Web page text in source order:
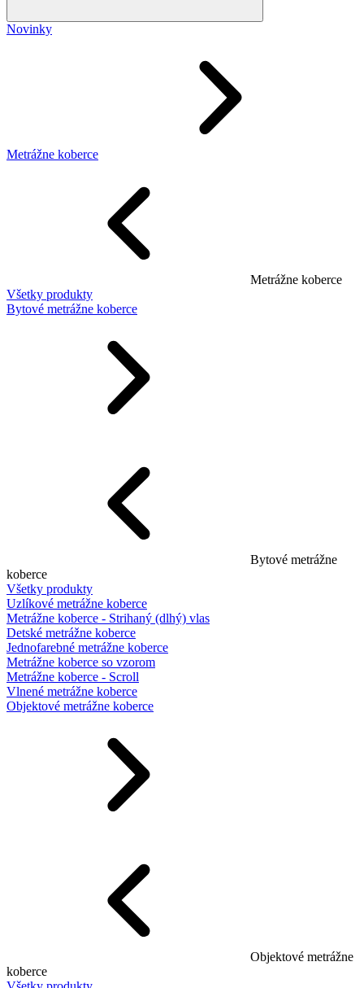
Novinky
Metrážne koberce
Metrážne koberce
Všetky produkty
Bytové metrážne koberce
Bytové metrážne
koberce
Všetky produkty
Uzlíkové metrážne koberce
Metrážne koberce - Strihaný (dlhý) vlas
Detské metrážne koberce
Jednofarebné metrážne koberce
Metrážne koberce so vzorom
Metrážne koberce - Scroll
Vlnené metrážne koberce
Objektové metrážne koberce
Objektové metrážne
koberce